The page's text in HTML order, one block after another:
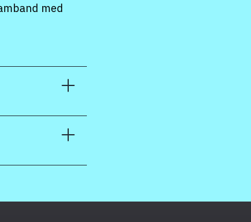
med